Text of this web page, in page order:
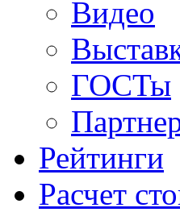
Видео
ГОСТы
Рейтинги
Расчет